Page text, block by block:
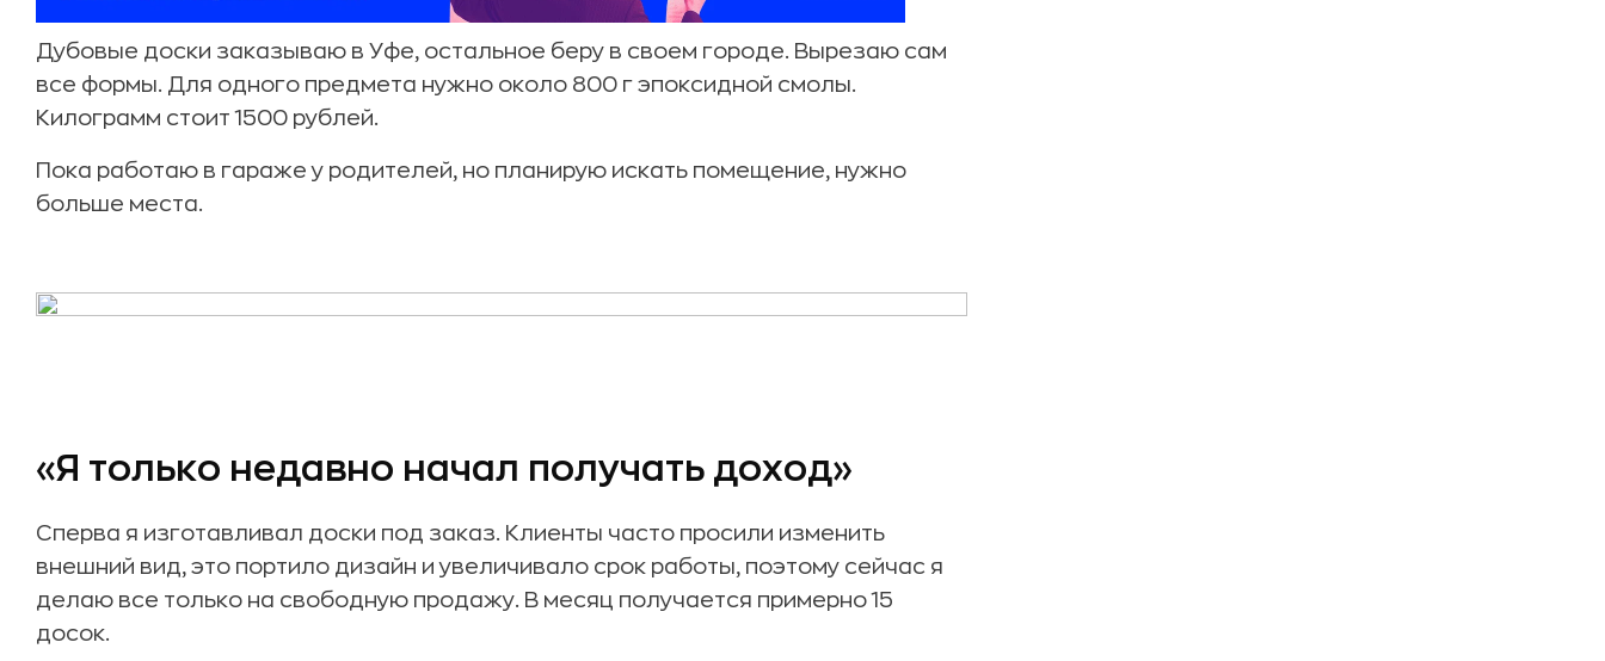
Дубовые доски заказываю в Уфе, остальное беру в своем городе. Вырезаю сам
все формы. Для одного предмета нужно около 800 г эпоксидной смолы.
Килограмм стоит 1500 рублей.
Пока работаю в гараже у родителей, но планирую искать помещение, нужно
больше места.
«Я только недавно начал получать доход»
Сперва я изготавливал доски под заказ. Клиенты часто просили изменить
внешний вид, это портило дизайн и увеличивало срок работы, поэтому сейчас я
делаю все только на свободную продажу. В месяц получается примерно 15
досок.